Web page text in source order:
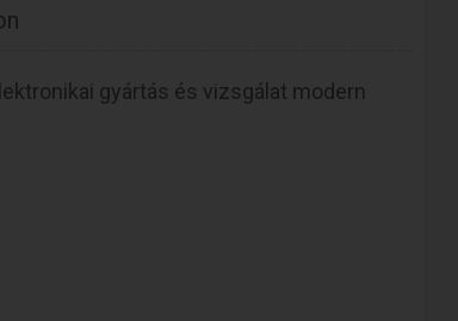
gyártás és vizsgálat modern